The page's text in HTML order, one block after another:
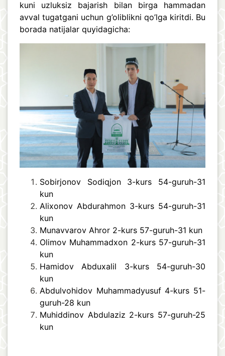
kuni uzluksiz bajarish bilan birga hammadan
avval tugatgani uchun g’oliblikni qo’lga kiritdi. Bu
borada natijalar quyidagicha:
Sobirjonov Sodiqjon 3-kurs 54-guruh-31
kun
Alixonov Abdurahmon 3-kurs 54-guruh-31
kun
Munavvarov Ahror 2-kurs 57-guruh-31 kun
Olimov Muhammadxon 2-kurs 57-guruh-31
kun
Hamidov Abduxalil 3-kurs 54-guruh-30
kun
Abdulvohidov Muhammadyusuf 4-kurs 51-
guruh-28 kun
Muhiddinov Abdulaziz 2-kurs 57-guruh-25
kun